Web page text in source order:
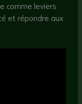
comme leviers
et répondre aux